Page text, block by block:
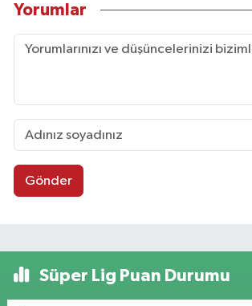
Yorumlar
Gönder
Süper Lig Puan Durumu